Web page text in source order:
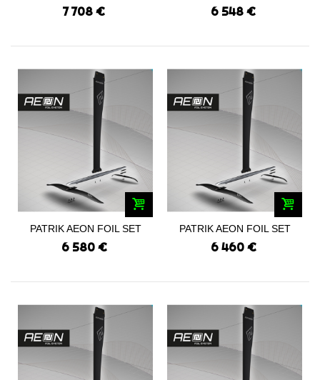
PRO TI
7 708 €
PRO ALU
6 548 €
PATRIK AEON FOIL SET
PWA TI 450/650
6 580 €
PATRIK AEON FOIL SET
PWA TI 450/550
6 460 €